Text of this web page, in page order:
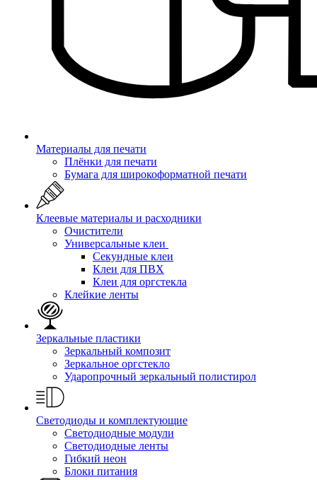
Материалы для печати
Плёнки для печати
Бумага для широкоформатной печати
Клеевые материалы и расходники
Очистители
Универсальные клеи
Секундные клеи
Клеи для ПВХ
Клеи для оргстекла
Клейкие ленты
Зеркальные пластики
Зеркальный композит
Зеркальное оргстекло
Ударопрочный зеркальный полистирол
Светодиоды и комплектующие
Светодиодные модули
Светодиодные ленты
Гибкий неон
Блоки питания